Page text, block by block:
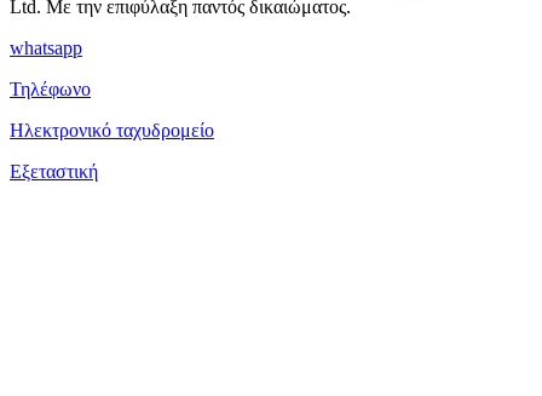
Ltd. Με την επιφύλαξη παντός δικαιώματος.
whatsapp
Τηλέφωνο
Ηλεκτρονικό ταχυδρομείο
Εξεταστική